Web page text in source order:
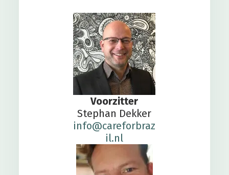
Voorzitter
Stephan Dekker
info@careforbraz
il.nl